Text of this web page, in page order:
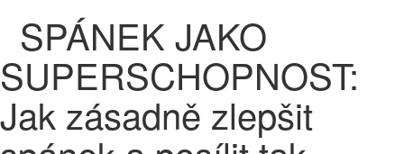
SPÁNEK JAKO
SUPERSCHOPNOST:
Jak zásadně zlepšit